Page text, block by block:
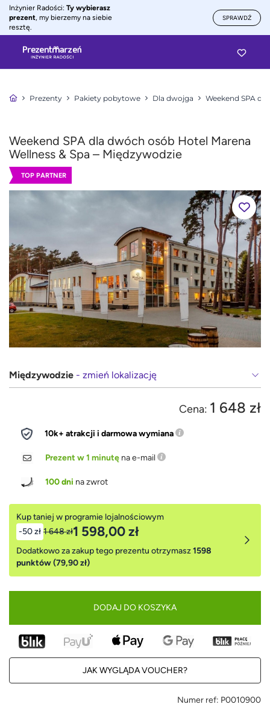
Inżynier Radości: Ty wybierasz
prezent, my bierzemy na siebie
resztę.
SPRAWDŹ
Prezenty Pakiety pobytowe Dla dwojga Weekend SPA
Weekend SPA dla dwóch osób Hotel Marena
Wellness & Spa – Międzywodzie
TOP PARTNER
Międzywodzie - zmień lokalizację
Cena: 1 648 zł
10k+ atrakcji i darmowa wymiana
Prezent w 1 minutę na e-mail
100 dni na zwrot
Kup taniej w programie lojalnościowym
-50 zł 1 648 zł1 598,00 zł
Dodatkowo za zakup tego prezentu otrzymasz1598
punktów (79,90 zł)
DODAJ DO KOSZYKA
JAK WYGLĄDA VOUCHER?
Numer ref: P0010900